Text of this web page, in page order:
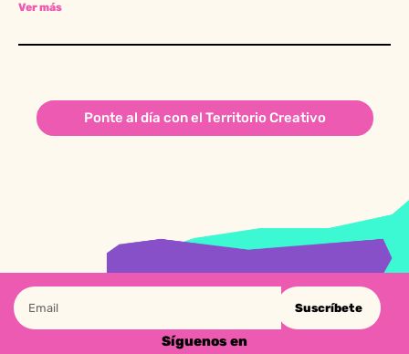
Ver más
Ponte al día con el Territorio Creativo
Suscríbete
Síguenos en